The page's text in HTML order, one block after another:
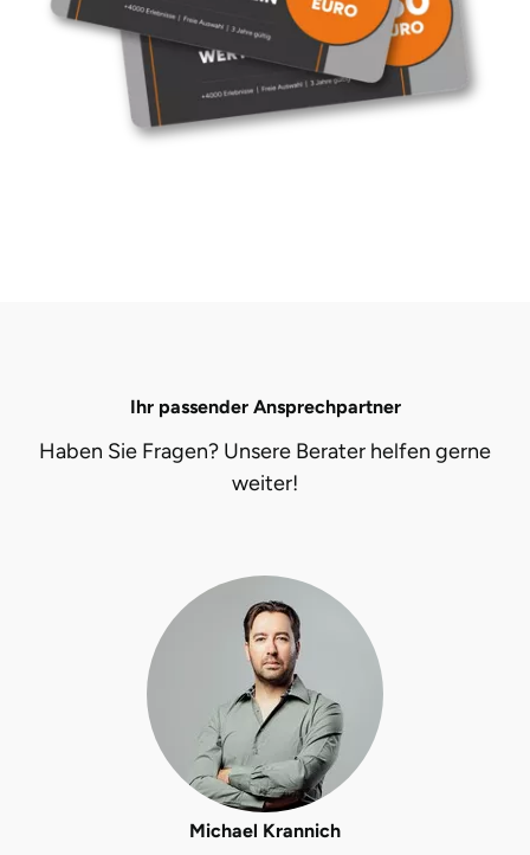
Ihr passender Ansprechpartner
Haben Sie Fragen? Unsere Berater helfen gerne
weiter!
Michael Krannich